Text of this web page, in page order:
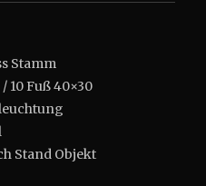
Stamm
10 Fuß 40×30
Stand Objekt